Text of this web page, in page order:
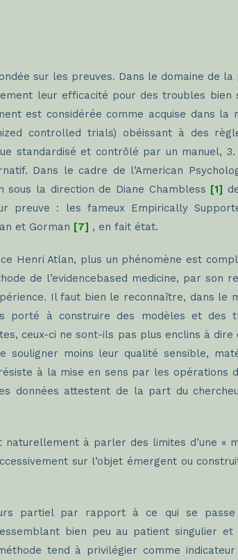
sur les preuves. Dans le domaine de la
leur efficacité pour des troubles bien
est considérée comme acquise dans la
controlled trials) obéissant à des
standardisé et contrôlé par un manuel,
Dans le cadre de l’American
sous la direction de Diane Chambless [1]
preuve : les fameux Empirically
et Gorman [7] , en fait état.
Henri Atlan, plus un phénomène est
de l’evidencebased medicine, par son
Il faut bien le reconnaître, dans le
porté à construire des modèles et des
ceux-ci ne sont-ils pas plus enclins à dire
souligner moins leur qualité sensible,
à la mise en sens par les opérations
données attestent de la part du
à parler des limites d’une «
sur l’objet émergent ou
partiel par rapport à ce qui se
bien peu au patient singulier et
tend à privilégier comme indicateur